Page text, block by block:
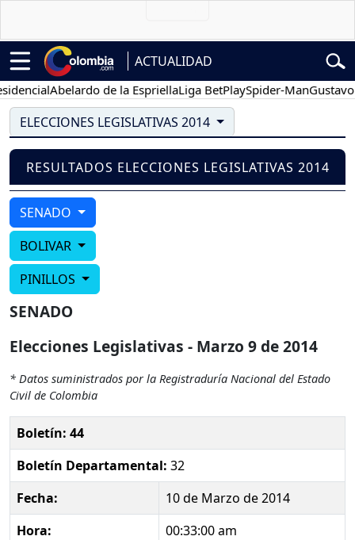
ACTUALIDAD
Abelardo de la EspriellaLiga BetPlaySpider-ManGustavo
ELECCIONES LEGISLATIVAS 2014
RESULTADOS ELECCIONES LEGISLATIVAS 2014
SENADO
BOLIVAR
PINILLOS
SENADO
Elecciones Legislativas - Marzo 9 de 2014
* Datos suministrados por la Registraduría Nacional del Estado
Civil de Colombia
Boletín: 44
Boletín Departamental: 32
Fecha:
10 de Marzo de 2014
Hora:
00:33:00 am